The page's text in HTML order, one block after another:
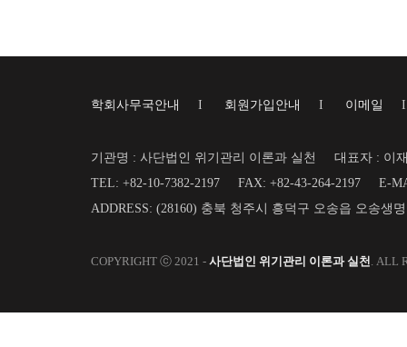
학회사무국안내 I 회원가입안내 I 이메일
기관명 : 사단법인 위기관리 이론과 실천
대표자 : 이
TEL: +82-10-7382-2197
FAX: +82-43-264-2197
E-
ADDRESS: (28160) 충북 청주시 흥덕구 오송읍 오송생
COPYRIGHT ⓒ 2021 - 사단법인 위기관리 이론과 실천. ALL